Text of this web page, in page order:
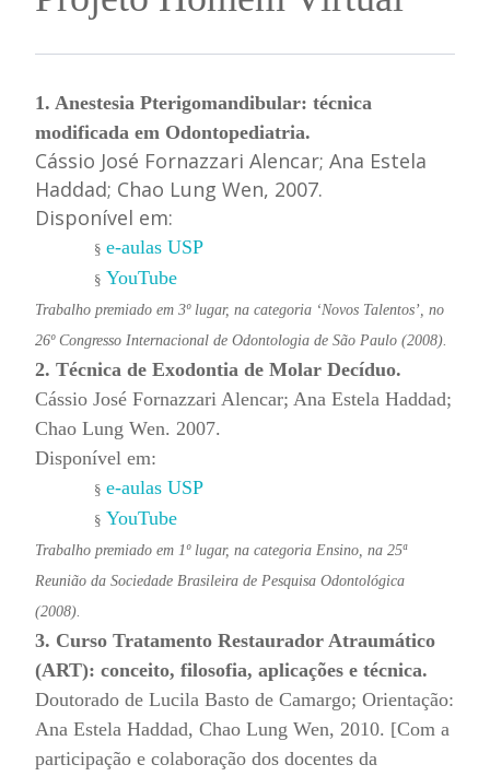
1. Anestesia Pterigomandibular: técnica
modificada em Odontopediatria.
Cássio José Fornazzari Alencar; Ana Estela
Haddad; Chao Lung Wen, 2007.
Disponível em:
§ e-aulas USP
§ YouTube
Trabalho premiado em 3º lugar, na categoria ‘Novos Talentos’, no
26º Congresso Internacional de Odontologia de São Paulo (2008).
2. Técnica de Exodontia de Molar Decíduo.
Cássio José Fornazzari Alencar; Ana Estela Haddad;
Chao Lung Wen. 2007.
Disponível em:
§ e-aulas USP
§ YouTube
Trabalho premiado em 1º lugar, na categoria Ensino, na 25ª
Reunião da Sociedade Brasileira de Pesquisa Odontológica
(2008).
3. Curso Tratamento Restaurador Atraumático
(ART): conceito, filosofia, aplicações e técnica.
Doutorado de Lucila Basto de Camargo; Orientação:
Ana Estela Haddad, Chao Lung Wen, 2010. [Com a
participação e colaboração dos docentes da